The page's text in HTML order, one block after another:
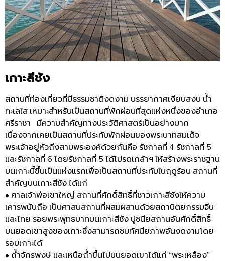
เกาะสีชัง
สถานที่ท่องเที่ยวที่มีธรรมชาติงดงาม บรรยากาศเงียบสงบ น้ำ
ทะเลใส เหมาะสำหรับเป็นสถานที่พักผ่อนที่สุดแห่งหนึ่งของอำเภอ
ศรีราชา
มีความสำคัญทางประวัติศาสตร์เป็นอย่างมาก
เนื่องจากเคยเป็นสถานที่ประทับพักผ่อนของพระบาทสมเด็จ
พระเจ้าอยู่หัวถึงสามพระองค์ด้วยกันคือ รัชกาลที่ 4 รัชกาลที่ 5
และรัชกาลที่ 6 โดยรัชกาลที่ 5 ได้โปรดเกล้าฯ ให้สร้างพระราชฐาน
บนเกาะนี้ขึ้นเป็นแห่งแรกเพื่อเป็นสถานที่ประทับในฤดูร้อน สถานที่
สำคัญบนเกาะสีชัง ได้แก่
• ศาลเจ้าพ่อเขาใหญ่ สถานที่ศักดิ์สิทธิ์ที่ชาวเกาะสีชังให้ความ
เคารพนับถือ เป็นศาสนสถานที่ผสมผสานด้วยสถาปัตยกรรมจีน
และไทย รอยพระพุทธบาทบนเกาะสีชัง ปูชนียสถานอันศักดิ์สิทธิ์
บนยอดเขาสูงของเกาะซึ่งสามารถชมทัศนียภาพอันงดงามโดย
รอบเกาะได้
• ถ้ำจักรพงษ์ และเหนือถ้ำขึ้นไปบนยอดเขาได้แก่ “พระเหลือง”